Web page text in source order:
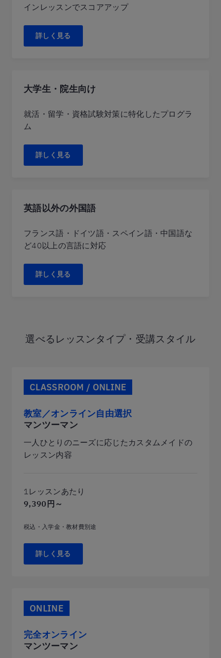
インレッスンでスコアアップ
詳しく見る
大学生・院生向け
就活・留学・資格試験対策に特化したプログラ
ム
詳しく見る
英語以外の外国語
フランス語・ドイツ語・スペイン語・中国語な
ど40以上の言語に対応
詳しく見る
選べるレッスンタイプ・受講スタイル
CLASSROOM / ONLINE
教室／オンライン自由選択
マンツーマン
一人ひとりのニーズに応じたカスタムメイドの
レッスン内容
1レッスンあたり
9,390円～
税込・入学金・教材費別途
詳しく見る
ONLINE
完全オンライン
マンツーマン